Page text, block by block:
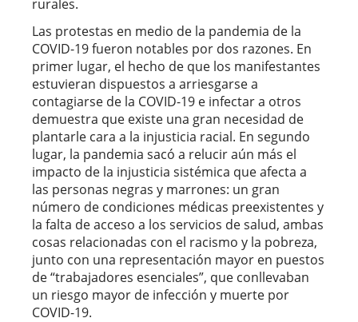
rurales.
Las protestas en medio de la pandemia de la
COVID-19 fueron notables por dos razones. En
primer lugar, el hecho de que los manifestantes
estuvieran dispuestos a arriesgarse a
contagiarse de la COVID-19 e infectar a otros
demuestra que existe una gran necesidad de
plantarle cara a la injusticia racial. En segundo
lugar, la pandemia sacó a relucir aún más el
impacto de la injusticia sistémica que afecta a
las personas negras y marrones: un gran
número de condiciones médicas preexistentes y
la falta de acceso a los servicios de salud, ambas
cosas relacionadas con el racismo y la pobreza,
junto con una representación mayor en puestos
de “trabajadores esenciales”, que conllevaban
un riesgo mayor de infección y muerte por
COVID-19.